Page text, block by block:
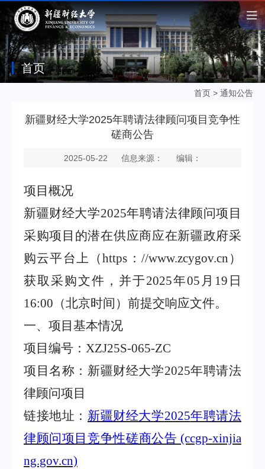
首页
首页 > 通知公告
新疆财经大学2025年聘请法律顾问项目竞争性
磋商公告
2025-05-22 信息来源： 编辑：
项目概况
新疆财经大学2025年聘请法律顾问项目
采购项目的潜在供应商应在新疆政府采
购云平台上（https ： //www.zcygov.cn ）
获取采购文件，并于2025年05 月 19 日
16:00 （北京时间）前提交响应文件。
一、项目基本情况
项目编号： XZJ25S-065-ZC
项目名称：新疆财经大学2025年聘请法
律顾问项目
链接地址： 新疆财经大学2025年聘请法
律顾问项目竞争性磋商公告 (ccgp-xinjia
ng.gov.cn)